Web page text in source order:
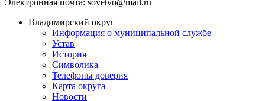
Электронная почта: sovetvo@mail.ru
Владимирский округ
Информация о муниципальной службе
Устав
История
Символика
Телефоны доверия
Карта округа
Новости